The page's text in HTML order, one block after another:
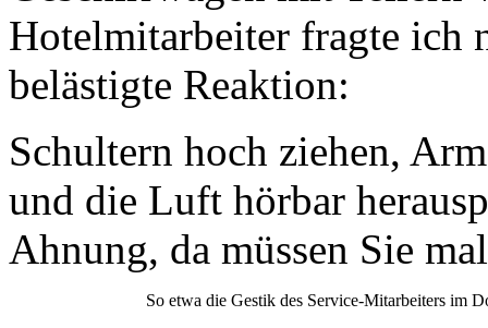
Hotelmitarbeiter fragte ich
belästigte Reaktion:
Schultern hoch ziehen,
und die Luft hörbar
Ahnung, da müssen Sie
So etwa die Gestik des Service-Mitarbeiters im